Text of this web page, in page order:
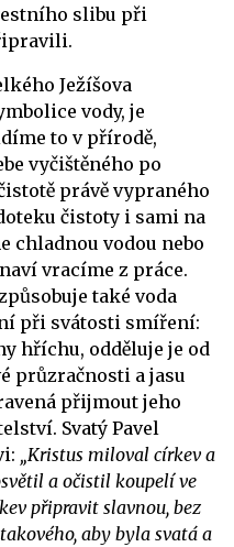
slibu při
Ježíšova
vody, je
to v přírodě,
vyčištěného po
právě vypraného
čistoty i sami na
chladnou vodou nebo
vracíme z práce.
také voda
při svátosti smíření:
hříchu, odděluje je od
průzračnosti a jasu
přijmout jeho
Svatý Pavel
„Kristus miloval církev a
a očistil koupelí ve
připravit slavnou, bez
aby byla svatá a